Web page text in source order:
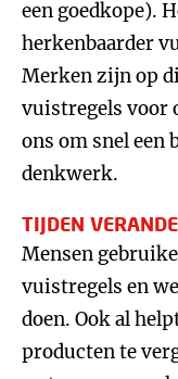
een goedkope).
herkenbaarder
Merken zijn op
vuistregels voor
ons om snel een
denkwerk.
TIJDEN
Mensen
vuistregels en
doen. Ook al
producten te